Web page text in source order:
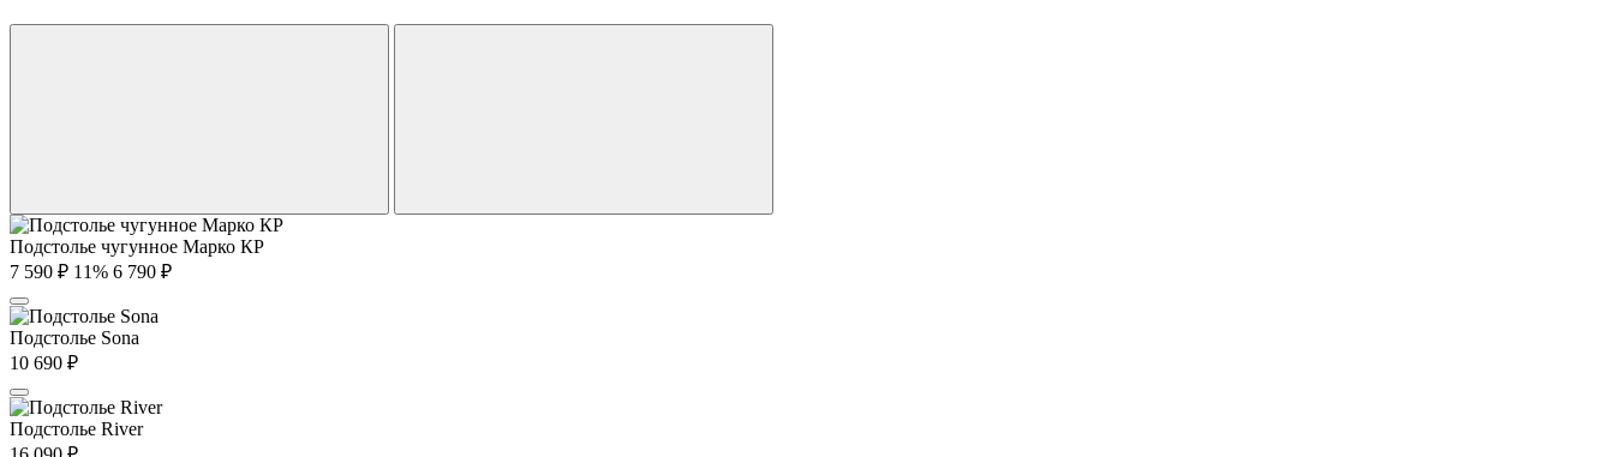
Подстолье чугунное Марко КР
7 590 ₽ 11% 6 790 ₽
Подстолье Sona
10 690 ₽
Подстолье River